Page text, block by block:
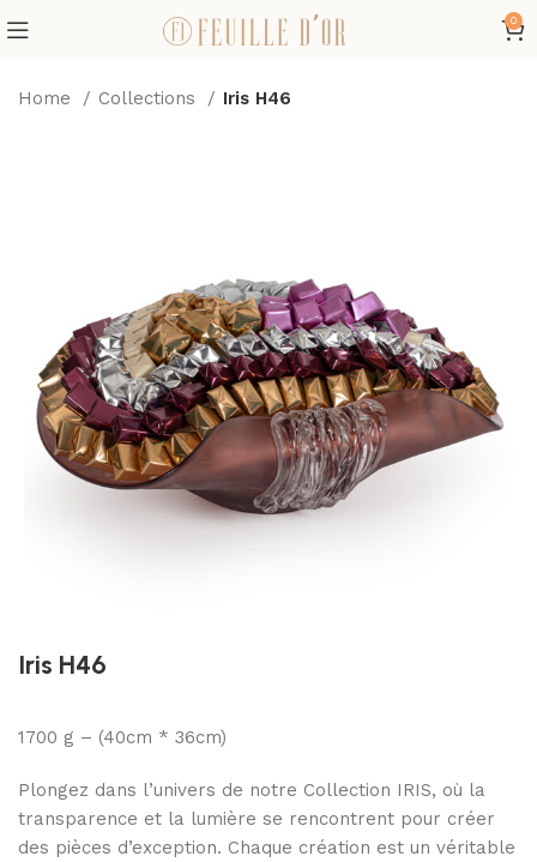
0
Home Collections Iris H46
Iris H46
1700 g – (40cm * 36cm)
Plongez dans l’univers de notre Collection IRIS, où la
transparence et la lumière se rencontrent pour créer
des pièces d’exception. Chaque création est un véritable